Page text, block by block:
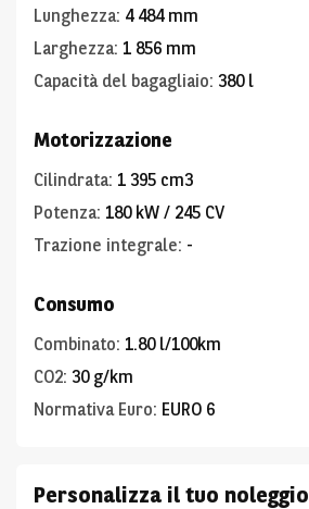
Lunghezza: 4 484 mm
Larghezza: 1 856 mm
Capacità del bagagliaio: 380 l
Motorizzazione
Cilindrata: 1 395 cm3
Potenza: 180 kW / 245 CV
Trazione integrale: -
Consumo
Combinato: 1.80 l/100km
CO2: 30 g/km
Normativa Euro: EURO 6
Personalizza il tuo noleggio